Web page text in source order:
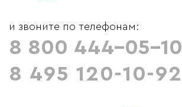
и звоните по телефонам:
8 800 444-05-10
8 495 120-10-92